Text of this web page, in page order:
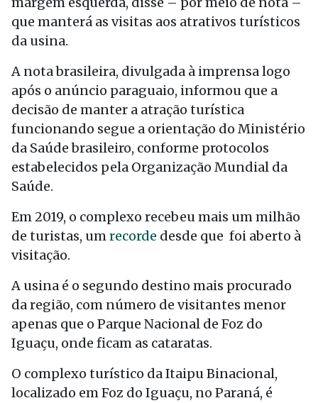
que manterá as visitas aos atrativos turísticos
da usina.
A nota brasileira, divulgada à imprensa logo
após o anúncio paraguaio, informou que a
decisão de manter a atração turística
funcionando segue a orientação do Ministério
da Saúde brasileiro, conforme protocolos
estabelecidos pela Organização Mundial da
Saúde.
Em 2019, o complexo recebeu mais um milhão
de turistas, umrecorde desde que foi aberto à
visitação.
A usina é o segundo destino mais procurado
da região, com número de visitantes menor
apenas que o Parque Nacional de Foz do
Iguaçu, onde ficam as cataratas.
O complexo turístico da Itaipu Binacional,
localizado em Foz do Iguaçu, no Paraná, é